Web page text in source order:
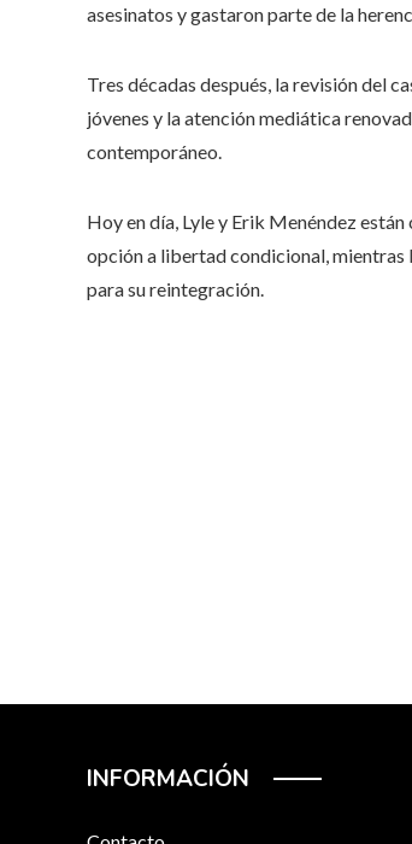
asesinatos y gastaron parte de la
Tres décadas después, la revisión del
jóvenes y la atención mediática
contemporáneo.
Hoy en día, Lyle y Erik Menéndez
opción a libertad condicional, mientras
para su reintegración.
INFORMACIÓN